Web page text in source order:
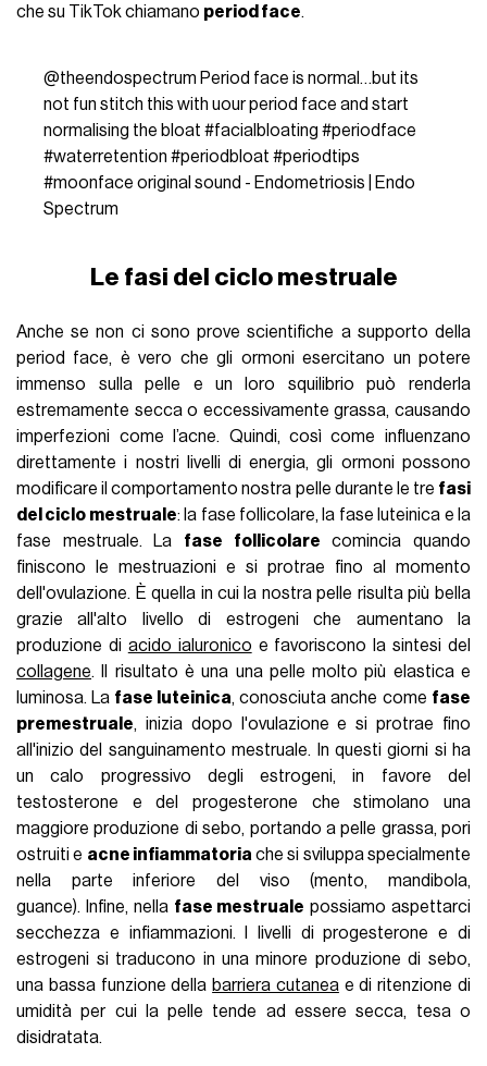
che su TikTok chiamano period face.
@theendospectrum Period face is normal…but its
not fun stitch this with uour period face and start
normalising the bloat #facialbloating #periodface
#waterretention #periodbloat #periodtips
#moonface original sound - Endometriosis | Endo
Spectrum
Le fasi del ciclo mestruale
Anche se non ci sono prove scientifiche a supporto della
period face, è vero che gli ormoni esercitano un potere
immenso sulla pelle e un loro squilibrio può renderla
estremamente secca o eccessivamente grassa, causando
imperfezioni come l’acne. Quindi, così come influenzano
direttamente i nostri livelli di energia, gli ormoni possono
modificare il comportamento nostra pelle durante le tre fasi
del ciclo mestruale: la fase follicolare, la fase luteinica e la
fase mestruale. La fase follicolare comincia quando
finiscono le mestruazioni e si protrae fino al momento
dell'ovulazione. È quella in cui la nostra pelle risulta più bella
grazie all'alto livello di estrogeni che aumentano la
produzione di acido ialuronico e favoriscono la sintesi del
collagene. Il risultato è una una pelle molto più elastica e
luminosa. La fase luteinica, conosciuta anche come fase
premestruale, inizia dopo l'ovulazione e si protrae fino
all'inizio del sanguinamento mestruale. In questi giorni si ha
un calo progressivo degli estrogeni, in favore del
testosterone e del progesterone che stimolano una
maggiore produzione di sebo, portando a pelle grassa, pori
ostruiti e acne infiammatoria che si sviluppa specialmente
nella parte inferiore del viso (mento, mandibola,
guance). Infine, nella fase mestruale possiamo aspettarci
secchezza e infiammazioni. I livelli di progesterone e di
estrogeni si traducono in una minore produzione di sebo,
una bassa funzione della barriera cutaneae di ritenzione di
umidità per cui la pelle tende ad essere secca, tesa o
disidratata.